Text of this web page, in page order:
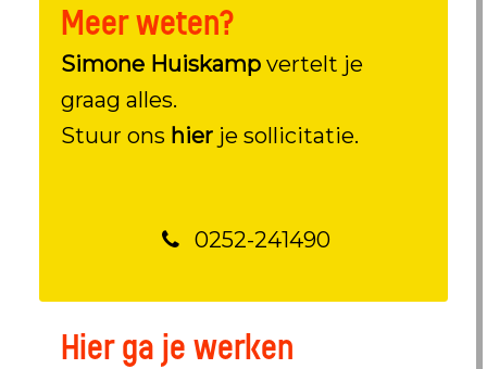
Meer weten?
Simone Huiskampvertelt je
graag alles.
Stuur ons hier je sollicitatie.
0252-241490
Hier ga je werken